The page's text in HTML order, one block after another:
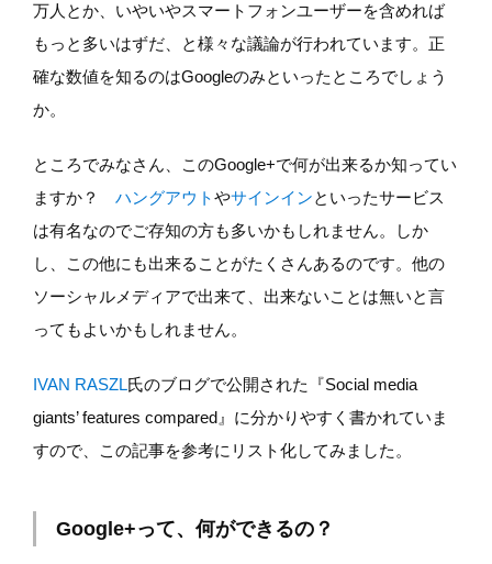
万人とか、いやいやスマートフォンユーザーを含めれば
もっと多いはずだ、と様々な議論が行われています。正
確な数値を知るのはGoogleのみといったところでしょう
か。
ところでみなさん、このGoogle+で何が出来るか知ってい
ますか？ ハングアウトやサインインといったサービス
は有名なのでご存知の方も多いかもしれません。しか
し、この他にも出来ることがたくさんあるのです。他の
ソーシャルメディアで出来て、出来ないことは無いと言
ってもよいかもしれません。
IVAN RASZL氏のブログで公開された『Social media
giants’ features compared』に分かりやすく書かれていま
すので、この記事を参考にリスト化してみました。
Google+って、何ができるの？